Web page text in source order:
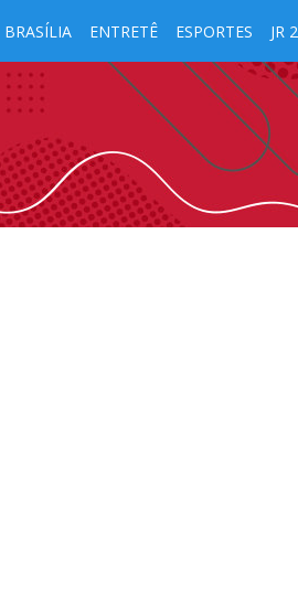
BRASÍLIA ENTRETÊ ESPORTES JR